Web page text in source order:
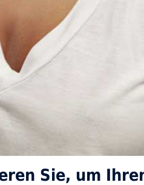
Sie, um